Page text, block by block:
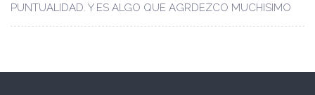
PUNTUALIDAD. Y ES ALGO QUE AGRDEZCO MUCHISIMO